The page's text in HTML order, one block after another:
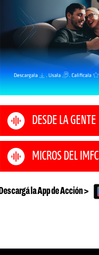
DESDE LA GENTE
MICROS DEL IMFC
Descargá la App de Acción >